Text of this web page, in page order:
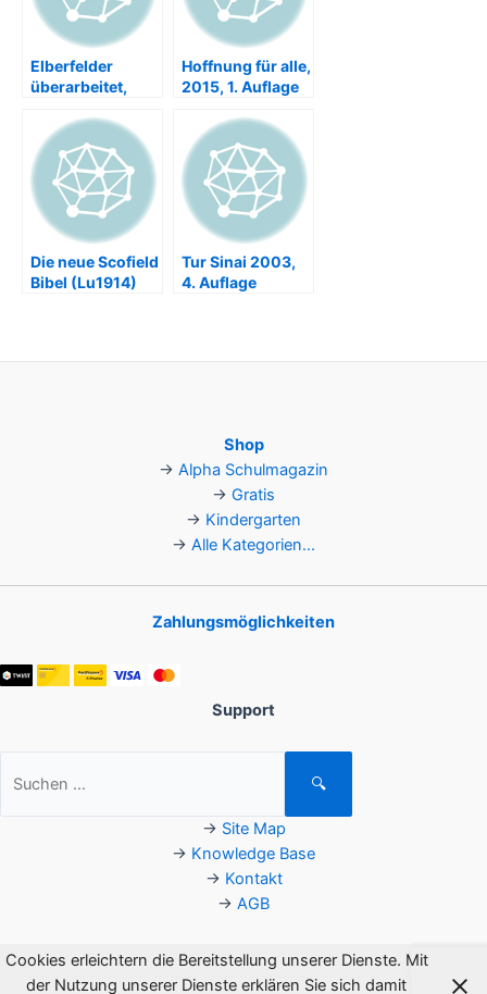
Elberfelder
überarbeitet,
Hückeswagen
[ELBü-2003]
Hoffnung für alle,
2015, 1. Auflage
Die neue Scofield
Bibel (Lu1914)
Tur Sinai 2003,
4. Auflage
Shop
→ Alpha Schulmagazin
→ Gratis
→ Kindergarten
→ Alle Kategorien...
Zahlungsmöglichkeiten
Support
nach:
🔍
→ Site Map
→ Knowledge Base
→ Kontakt
→ AGB
Cookies erleichtern die Bereitstellung unserer Dienste. Mit
der Nutzung unserer Dienste erklären Sie sich damit